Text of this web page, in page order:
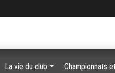
La vie du club Championnats